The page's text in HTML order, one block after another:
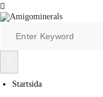
Search
Startsida